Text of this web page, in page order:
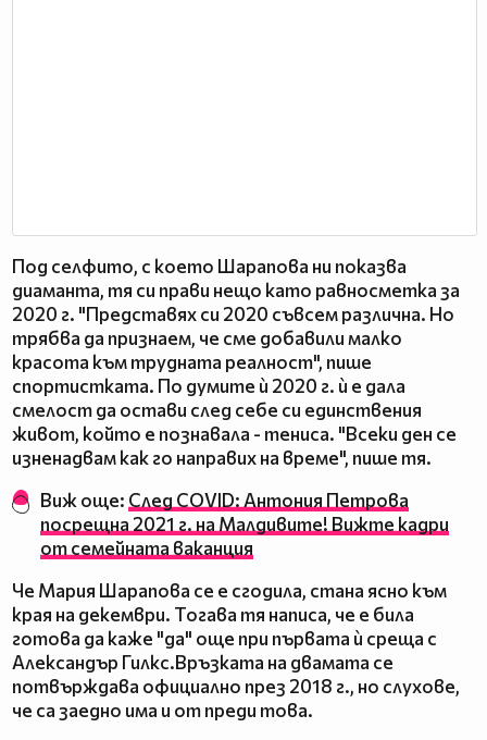
Под селфито, с което Шарапова ни показва
диаманта, тя си прави нещо като равносметка за
2020 г. "Представях си 2020 съвсем различна. Но
трябва да признаем, че сме добавили малко
красота към трудната реалност", пише
спортистката. По думите ѝ 2020 г. ѝ е дала
смелост да остави след себе си единствения
живот, който е познавала - тениса. "Всеки ден се
изненадвам как го направих на време", пише тя.
Виж още: След COVID: Антония Петрова
посрещна 2021 г. на Малдивите! Вижте кадри
от семейната ваканция
Че Мария Шарапова се е сгодила, стана ясно към
края на декември. Тогава тя написа, че е била
готова да каже "да" още при първата ѝ среща с
Александър Гилкс.Връзката на двамата се
потвърждава официално през 2018 г., но слухове,
че са заедно има и от преди това.